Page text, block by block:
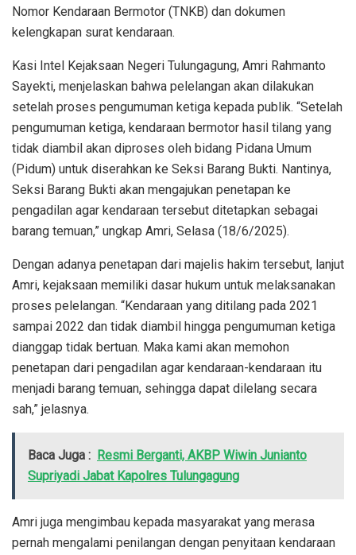
Nomor Kendaraan Bermotor (TNKB) dan dokumen
kelengkapan surat kendaraan.
Kasi Intel Kejaksaan Negeri Tulungagung, Amri Rahmanto
Sayekti, menjelaskan bahwa pelelangan akan dilakukan
setelah proses pengumuman ketiga kepada publik. “Setelah
pengumuman ketiga, kendaraan bermotor hasil tilang yang
tidak diambil akan diproses oleh bidang Pidana Umum
(Pidum) untuk diserahkan ke Seksi Barang Bukti. Nantinya,
Seksi Barang Bukti akan mengajukan penetapan ke
pengadilan agar kendaraan tersebut ditetapkan sebagai
barang temuan,” ungkap Amri, Selasa (18/6/2025).
Dengan adanya penetapan dari majelis hakim tersebut, lanjut
Amri, kejaksaan memiliki dasar hukum untuk melaksanakan
proses pelelangan. “Kendaraan yang ditilang pada 2021
sampai 2022 dan tidak diambil hingga pengumuman ketiga
dianggap tidak bertuan. Maka kami akan memohon
penetapan dari pengadilan agar kendaraan-kendaraan itu
menjadi barang temuan, sehingga dapat dilelang secara
sah,” jelasnya.
Baca Juga : Resmi Berganti, AKBP Wiwin Junianto
Supriyadi Jabat Kapolres Tulungagung
Amri juga mengimbau kepada masyarakat yang merasa
pernah mengalami penilangan dengan penyitaan kendaraan